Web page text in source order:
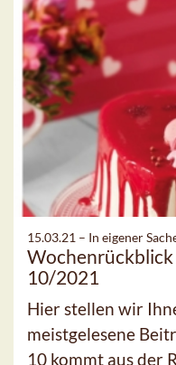
15.03.21 – In eigener
10/2021
Hier stellen wir
meistgelesene
10 kommt aus der